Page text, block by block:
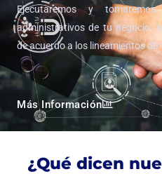
Ejecutaremos y
administrativos de tu negocio,
de acuerdo a los lineamientos de
Más Información
¿Qué dicen